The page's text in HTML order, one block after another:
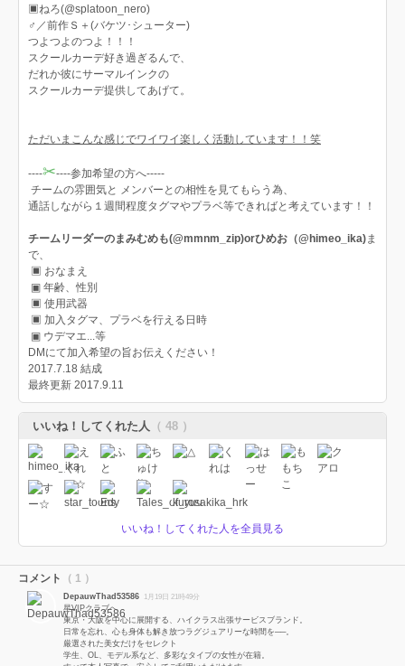
▣ねろ(@splatoon_nero)
♂／前作Ｓ＋(バケツ･シューター)
つよつよのつよ！！！
スクールカーデ好き過ぎるんで、
だれか彼にサーマルインクの
スクールカーデ提供してあげて。
ただいまこんな感じでワイワイ楽しく活動しています！！笑
----✂︎----参加希望の方へ-----
チームの雰囲気と メンバーとの相性を見てもらう為、
通話しながら１週間程度タグマやプラベ等できればと考えています！！
チームリーダーのまみむめも(@mmnm_zip)orひめお（@himeo_ika)ま
で、
▣ おなまえ
▣ 年齢、性別
▣ 使用武器
▣ 加入タグマ、プラベを行える日時
▣ ウデマエ...等
DMにて加入希望の旨お伝えください！
2017.7.18 結成
最終更新 2017.9.11
いいね！してくれた人 （ 48 ）
いいね！してくれた人を全員見る
コメント （ 1 ）
DepauwThad53586 1月19日 21時49分
星VIPクラブへ
東京・大阪を中心に展開する、ハイクラス出張サービスブランド。
日常を忘れ、心も身体も解き放つラグジュアリーな時間を──。
厳選された美女だけをセレクト
学生、OL、モデル系など、多彩なタイプの女性が在籍。